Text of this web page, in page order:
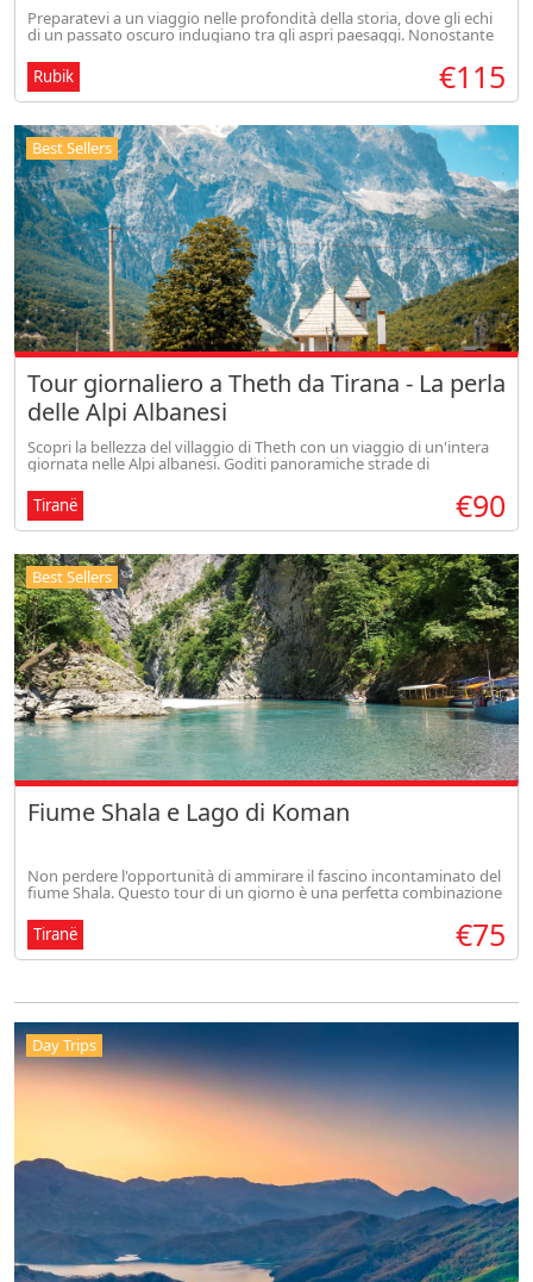
Preparatevi a un viaggio nelle profondità della storia, dove gli echi
di un passato oscuro indugiano tra gli aspri paesaggi. Nonostante
Rubik
€115
Best Sellers
Tour giornaliero a Theth da Tirana - La perla
delle Alpi Albanesi
Scopri la bellezza del villaggio di Theth con un viaggio di un'intera
giornata nelle Alpi albanesi. Goditi panoramiche strade di
nella
Tiranë €90
Best Sellers
Fiume Shala e Lago di Koman
Non perdere l'opportunità di ammirare il fascino incontaminato del
fiume Shala. Questo tour di un giorno è una perfetta combinazione
Tiranë
€75
Day Trips